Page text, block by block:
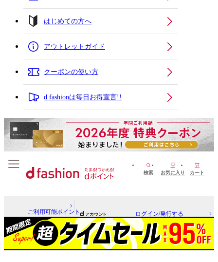
はじめての方へ
アウトレットガイド
クーポンの使い方
d fashionは毎日お得宣言!!
検索 お気に入り カート
ご利用可能ポイント ログイン/発行する